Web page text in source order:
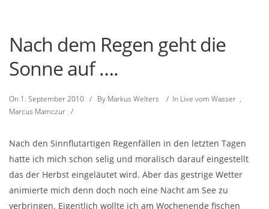
Nach dem Regen geht die
Sonne auf ….
On 1. September 2010 / By Markus Welters / In Live vom Wasser ,
Marcus Mamczur /
Nach den Sinnflutartigen Regenfällen in den letzten Tagen
hatte ich mich schon selig und moralisch darauf eingestellt
das der Herbst eingeläutet wird. Aber das gestrige Wetter
animierte mich denn doch noch eine Nacht am See zu
verbringen. Eigentlich wollte ich am Wochenende fischen